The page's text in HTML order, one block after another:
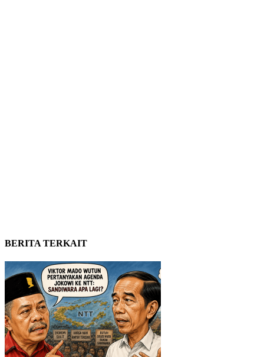
BERITA TERKAIT